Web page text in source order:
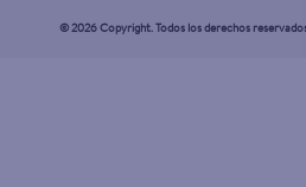
© 2026 Copyright. Todos los derechos